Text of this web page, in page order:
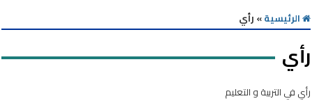
الرئيسية» رأي
رأي
رأي في التربية و التعليم